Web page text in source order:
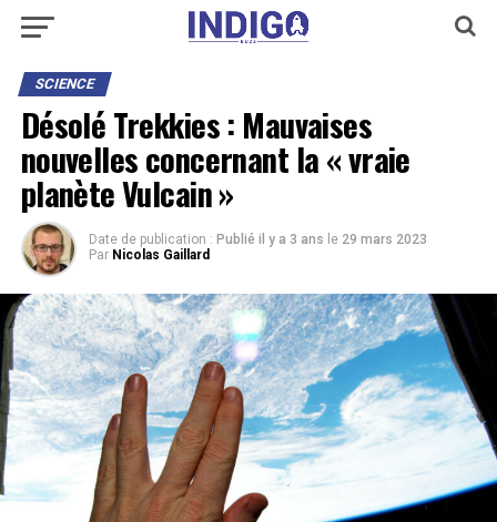
SCIENCE
Désolé Trekkies : Mauvaises
nouvelles concernant la « vraie
planète Vulcain »
Date de publication : Publié il y a 3 ans le 29 mars 2023
Par Nicolas Gaillard